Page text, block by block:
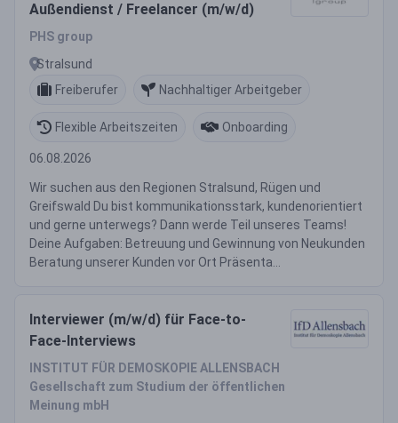
Außendienst / Freelancer (m/w/d)
PHS group
Stralsund
Freiberufer
Nachhaltiger Arbeitgeber
Flexible Arbeitszeiten Onboarding
06.08.2026
Wir suchen aus den Regionen Stralsund, Rügen und
Greifswald Du bist kommunikationsstark, kundenorientiert
und gerne unterwegs? Dann werde Teil unseres Teams!
Deine Aufgaben: Betreuung und Gewinnung von Neukunden
Beratung unserer Kunden vor Ort Präsenta...
Interviewer (m/w/d) für Face-to-
Face-Interviews
INSTITUT FÜR DEMOSKOPIE ALLENSBACH
Gesellschaft zum Studium der öffentlichen
Meinung mbH